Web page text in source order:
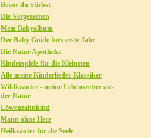
Bevor du Stirbst
Die Vergessenen
Mein Babyalbum
Der Baby Guide fürs erste Jahr
Die Natur Apotheke
Kinderspiele für die Kleinsten
Alle meine Kinderlieder-Klassiker
Wildkräuter - meine Lebensretter aus
der Natur
Löwenzahnkind
Mann ohne Herz
Heilkräuter für die Seele